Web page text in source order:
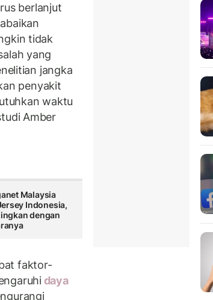
berlanjut
tidak
yang
jangka
penyakit
waktu
Amber
Malaysia
Indonesia,
dengan
faktor-
daya